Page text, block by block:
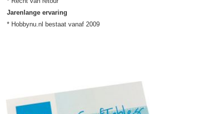
Jarenlange ervaring
* Hobbynu.nl bestaat vanaf 2009